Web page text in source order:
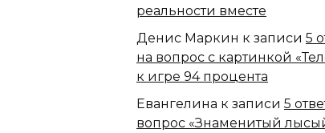
реальности вместе
Денис Маркин к записи 5
на вопрос с картинкой
к игре 94 процента
Евангелина к записи 5
вопрос «Знаменитый